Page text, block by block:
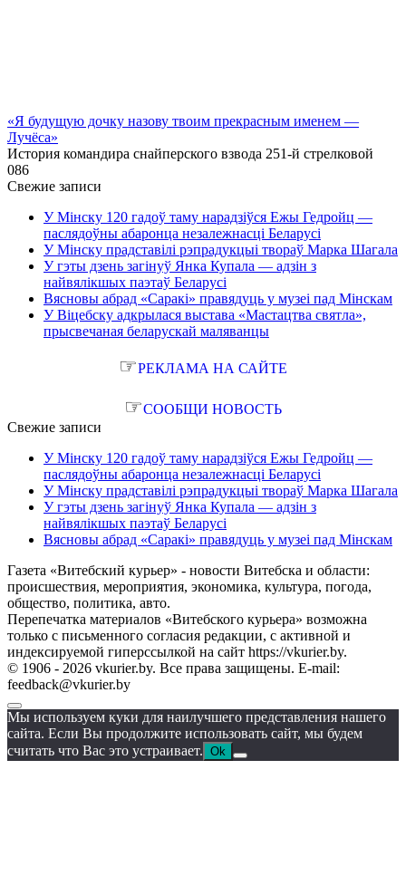
«Я будущую дочку назову твоим прекрасным именем —
Лучёса»
История командира снайперского взвода 251-й стрелковой
086
Свежие записи
У Мінску 120 гадоў таму нарадзіўся Ежы Гедройц —
паслядоўны абаронца незалежнасці Беларусі
У Мінску прадставілі рэпрадукцыі твораў Марка Шагала
У гэты дзень загінуў Янка Купала — адзін з
найвялікшых паэтаў Беларусі
Вясновы абрад «Саракі» правядуць у музеі пад Мінскам
У Віцебску адкрылася выстава «Мастацтва святла»,
прысвечаная беларускай маляванцы
☞РЕКЛАМА НА САЙТЕ
☞СООБЩИ НОВОСТЬ
Свежие записи
У Мінску 120 гадоў таму нарадзіўся Ежы Гедройц —
паслядоўны абаронца незалежнасці Беларусі
У Мінску прадставілі рэпрадукцыі твораў Марка Шагала
У гэты дзень загінуў Янка Купала — адзін з
найвялікшых паэтаў Беларусі
Вясновы абрад «Саракі» правядуць у музеі пад Мінскам
Газета «Витебский курьер» - новости Витебска и области:
происшествия, мероприятия, экономика, культура, погода,
общество, политика, авто.
Перепечатка материалов «Витебского курьера» возможна
только с письменного согласия редакции, с активной и
индексируемой гиперссылкой на сайт https://vkurier.by.
© 1906 - 2026 vkurier.by. Все права защищены. E-mail:
feedback@vkurier.by
Мы используем куки для наилучшего представления нашего
сайта. Если Вы продолжите использовать сайт, мы будем
считать что Вас это устраивает. Ok